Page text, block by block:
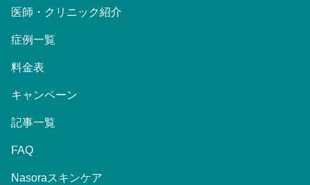
医師・クリニック紹介
症例一覧
料金表
キャンペーン
記事一覧
FAQ
Nasoraスキンケア